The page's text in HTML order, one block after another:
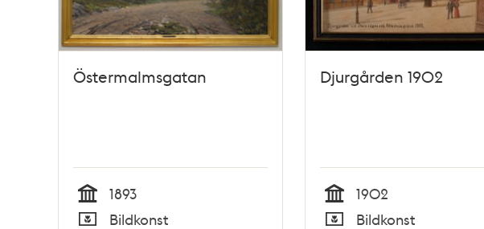
Östermalmsgatan
Tid
1893
Bildkonst
Djurgården 1902
Tid
1902
Bildkonst